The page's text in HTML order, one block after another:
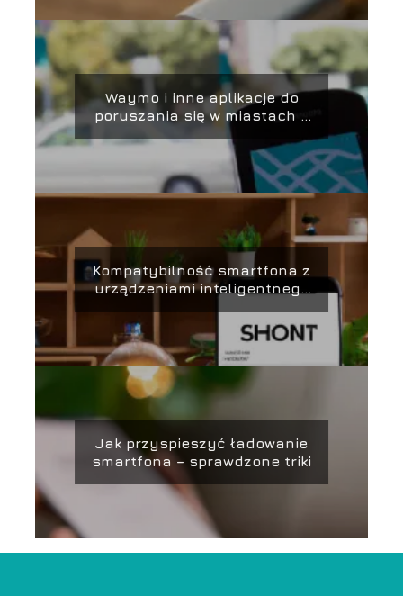
Waymo i inne aplikacje do
poruszania się w miastach –
jak smartfon może pomóc
Kompatybilność smartfona z
urządzeniami inteligentnego
Jak przyspieszyć ładowanie
smartfona – sprawdzone triki